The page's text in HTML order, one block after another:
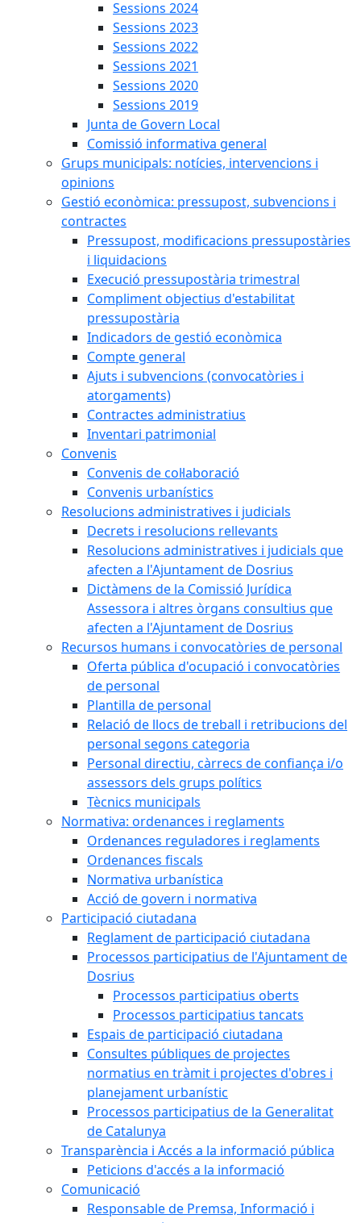
Sessions 2024
Sessions 2023
Sessions 2022
Sessions 2021
Sessions 2020
Sessions 2019
Junta de Govern Local
Comissió informativa general
Grups municipals: notícies, intervencions i
opinions
Gestió econòmica: pressupost, subvencions i
contractes
Pressupost, modificacions pressupostàries
i liquidacions
Execució pressupostària trimestral
Compliment objectius d'estabilitat
pressupostària
Indicadors de gestió econòmica
Compte general
Ajuts i subvencions (convocatòries i
atorgaments)
Contractes administratius
Inventari patrimonial
Convenis
Convenis de col·laboració
Convenis urbanístics
Resolucions administratives i judicials
Decrets i resolucions rellevants
Resolucions administratives i judicials que
afecten a l'Ajuntament de Dosrius
Dictàmens de la Comissió Jurídica
Assessora i altres òrgans consultius que
afecten a l'Ajuntament de Dosrius
Recursos humans i convocatòries de personal
Oferta pública d'ocupació i convocatòries
de personal
Plantilla de personal
Relació de llocs de treball i retribucions del
personal segons categoria
Personal directiu, càrrecs de confiança i/o
assessors dels grups polítics
Tècnics municipals
Normativa: ordenances i reglaments
Ordenances reguladores i reglaments
Ordenances fiscals
Normativa urbanística
Acció de govern i normativa
Participació ciutadana
Reglament de participació ciutadana
Processos participatius de l'Ajuntament de
Dosrius
Processos participatius oberts
Processos participatius tancats
Espais de participació ciutadana
Consultes públiques de projectes
normatius en tràmit i projectes d'obres i
planejament urbanístic
Processos participatius de la Generalitat
de Catalunya
Transparència i Accés a la informació pública
Peticions d'accés a la informació
Comunicació
Responsable de Premsa, Informació i